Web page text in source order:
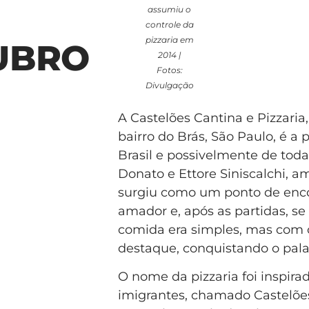
assumiu o
controle da
pizzaria em
2014 |
Fotos:
Divulgação
A Castelões Cantina e
bairro do Brás, São Paulo, é
Brasil e possivelmente de
Donato e Ettore Siniscalchi,
surgiu como um ponto de
amador e, após as partidas,
comida era simples, mas com
destaque, conquistando o
O nome da pizzaria foi
imigrantes, chamado